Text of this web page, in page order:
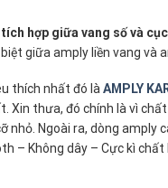
hợp giữa vang số và
giữa amply liền vang và
thích nhất đó làAMPLY
Xin thưa, đó chính là vì
Ngoài ra, dòng amply
– Không dây – Cực kì chất